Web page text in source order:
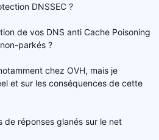
DNSSEC ?
de vos DNS anti Cache Poisoning
parkés ?
chez OVH, mais je
et sur les conséquences de cette
de réponses glanés sur le net